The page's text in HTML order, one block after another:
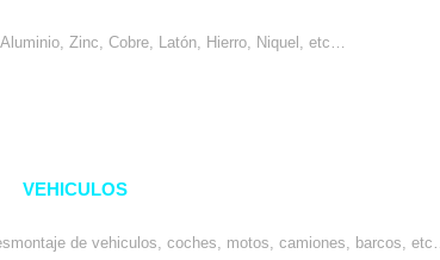
Zinc, Cobre, Latón, Hierro, Niquel, etc…
VEHICULOS
de vehiculos, coches, motos, camiones, barcos, etc…